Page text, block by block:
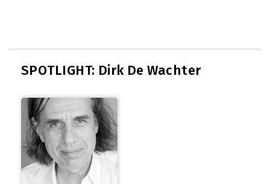
SPOTLIGHT: Dirk De Wachter